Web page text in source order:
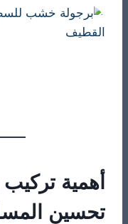
أهمية
تحسين